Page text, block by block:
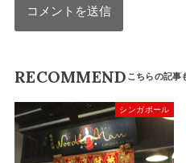
RECOMMEND
シンガポール